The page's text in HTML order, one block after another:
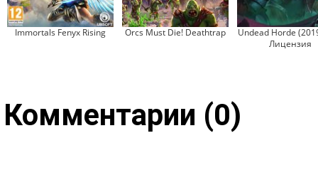
Immortals Fenyx Rising Orcs Must Die! Deathtrap
Undead Horde
Лицензия
Комментарии (0)